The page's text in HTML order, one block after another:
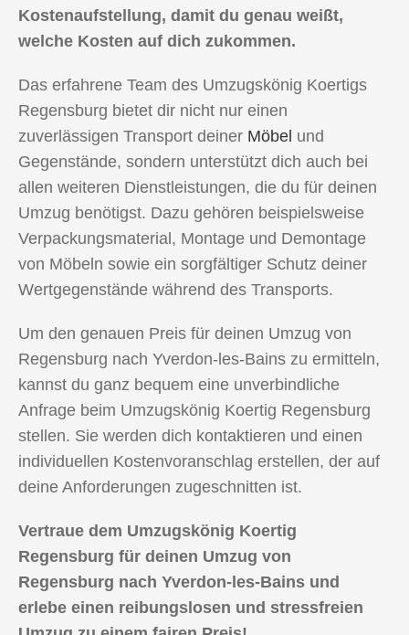
Kostenaufstellung, damit du genau weißt,
welche Kosten auf dich zukommen.
Das erfahrene Team des Umzugskönig Koertigs
Regensburg bietet dir nicht nur einen
zuverlässigen Transport deiner Möbel und
Gegenstände, sondern unterstützt dich auch bei
allen weiteren Dienstleistungen, die du für deinen
Umzug benötigst. Dazu gehören beispielsweise
Verpackungsmaterial, Montage und Demontage
von Möbeln sowie ein sorgfältiger Schutz deiner
Wertgegenstände während des Transports.
Um den genauen Preis für deinen Umzug von
Regensburg nach Yverdon-les-Bains zu ermitteln,
kannst du ganz bequem eine unverbindliche
Anfrage beim Umzugskönig Koertig Regensburg
stellen. Sie werden dich kontaktieren und einen
individuellen Kostenvoranschlag erstellen, der auf
deine Anforderungen zugeschnitten ist.
Vertraue dem Umzugskönig Koertig
Regensburg für deinen Umzug von
Regensburg nach Yverdon-les-Bains und
erlebe einen reibungslosen und stressfreien